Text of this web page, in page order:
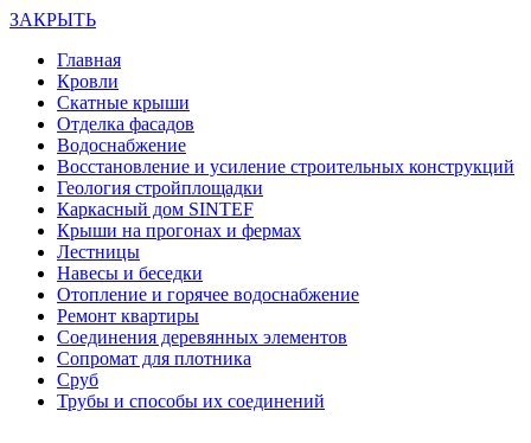
ЗАКРЫТЬ
Главная
Кровли
Скатные крыши
Отделка фасадов
Водоснабжение
Восстановление и усиление строительных конструкций
Геология стройплощадки
Каркасный дом SINTEF
Крыши на прогонах и фермах
Лестницы
Навесы и беседки
Отопление и горячее водоснабжение
Ремонт квартиры
Соединения деревянных элементов
Сопромат для плотника
Сруб
Трубы и способы их соединений